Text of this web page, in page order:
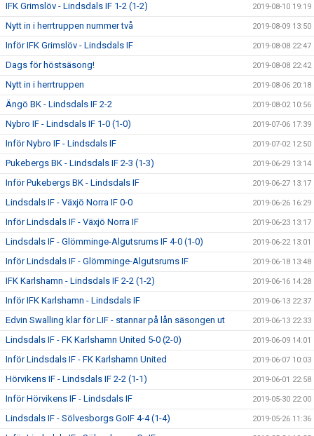
IFK Grimslöv - Lindsdals IF 1-2 (1-2) 2019-08-10 19:19
Nytt in i herrtruppen nummer två 2019-08-09 13:50
Inför IFK Grimslöv - Lindsdals IF 2019-08-08 22:47
Dags för höstsäsong! 2019-08-08 22:42
Nytt in i herrtruppen 2019-08-06 20:18
Ängö BK - Lindsdals IF 2-2 2019-08-02 10:56
Nybro IF - Lindsdals IF 1-0 (1-0) 2019-07-06 17:39
Inför Nybro IF - Lindsdals IF 2019-07-02 12:50
Pukebergs BK - Lindsdals IF 2-3 (1-3) 2019-06-29 13:14
Inför Pukebergs BK - Lindsdals IF 2019-06-27 13:17
Lindsdals IF - Växjö Norra IF 0-0 2019-06-26 16:29
Inför Lindsdals IF - Växjö Norra IF 2019-06-23 13:17
Lindsdals IF - Glömminge-Algutsrums IF 4-0 (1-0) 2019-06-22 13:01
Inför Lindsdals IF - Glömminge-Algutsrums IF 2019-06-18 13:48
IFK Karlshamn - Lindsdals IF 2-2 (1-2) 2019-06-16 14:28
Inför IFK Karlshamn - Lindsdals IF 2019-06-13 22:37
Edvin Swalling klar för LIF - stannar på lån säsongen ut 2019-06-13 22:33
Lindsdals IF - FK Karlshamn United 5-0 (2-0) 2019-06-09 14:01
Inför Lindsdals IF - FK Karlshamn United 2019-06-07 10:03
Hörvikens IF - Lindsdals IF 2-2 (1-1) 2019-06-01 22:58
Inför Hörvikens IF - Lindsdals IF 2019-05-30 22:00
Lindsdals IF - Sölvesborgs GoIF 4-4 (1-4) 2019-05-26 11:36